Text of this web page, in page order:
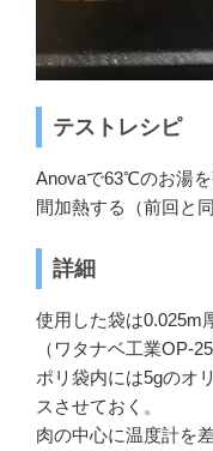
テストレシピ
Anovaで63℃のお湯
間加熱する（前回と同
詳細
使用した袋は0.025m
（ワタナベ工業OP-25
ポリ袋内には5gのオ
スさせておく。
肉の中心に温度計を